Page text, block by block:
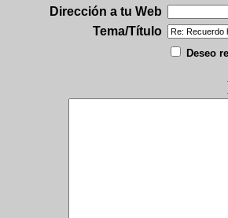
Dirección a tu Web
Tema/Título
Deseo